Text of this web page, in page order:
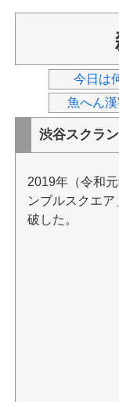
今日は
魚へん
渋谷スクラ
2019年（令和
ンブルスクエ
破した。